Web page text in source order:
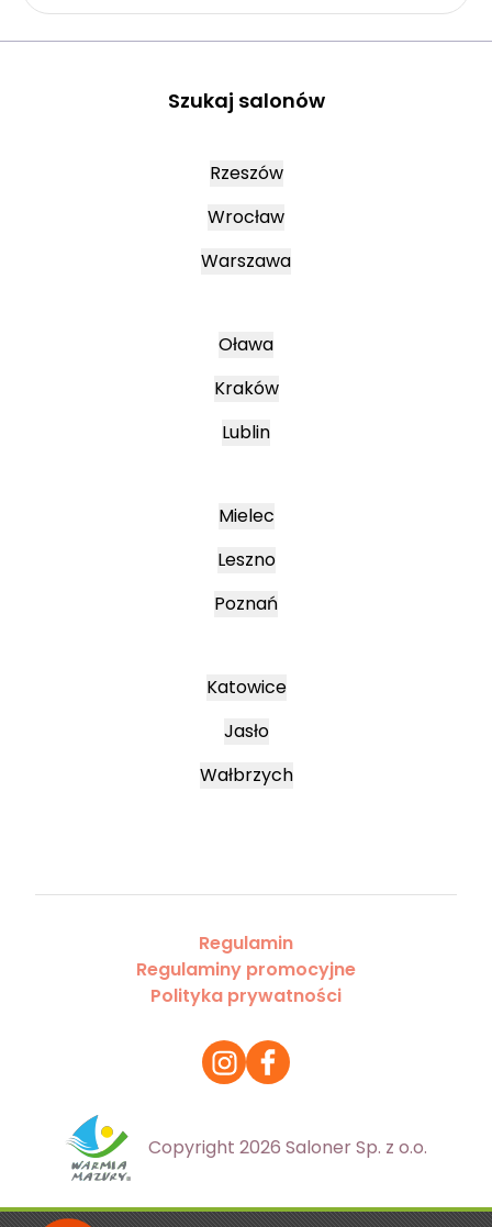
Szukaj salonów
Rzeszów
Wrocław
Warszawa
Oława
Kraków
Lublin
Mielec
Leszno
Poznań
Katowice
Jasło
Wałbrzych
Regulamin
Regulaminy promocyjne
Polityka prywatności
Copyright 2026 Saloner Sp. z o.o.